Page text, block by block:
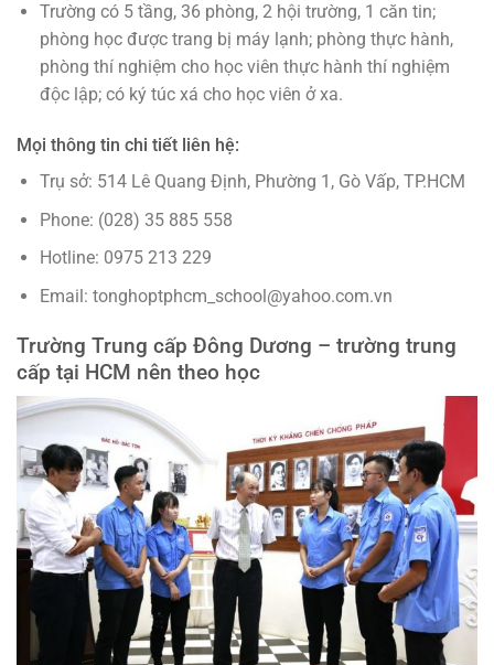
Trường có 5 tầng, 36 phòng, 2 hội trường, 1 căn tin;
phòng học được trang bị máy lạnh; phòng thực hành,
phòng thí nghiệm cho học viên thực hành thí nghiệm
độc lập; có ký túc xá cho học viên ở xa.
Mọi thông tin chi tiết liên hệ:
Trụ sở: 514 Lê Quang Định, Phường 1, Gò Vấp, TP.HCM
Phone: (028) 35 885 558
Hotline: 0975 213 229
Email: tonghoptphcm_school@yahoo.com.vn
Trường Trung cấp Đông Dương – trường trung
cấp tại HCM nên theo học